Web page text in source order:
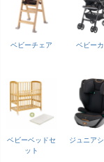
ベビーチェア ベビー
ベビーベッドセ
ット
ジュニア